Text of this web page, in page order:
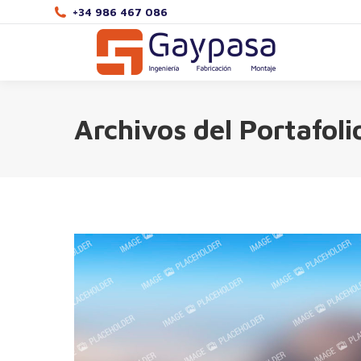
+34 986 467 086
Archivos del